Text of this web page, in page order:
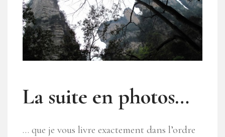
La suite en photos…
… que je vous livre exactement dans l’ordre